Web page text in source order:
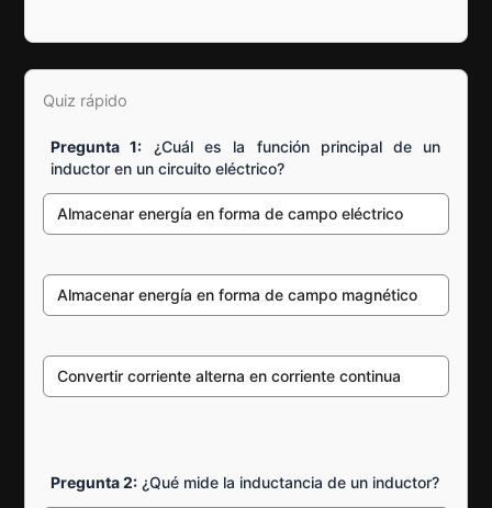
Quiz rápido
Pregunta 1: ¿Cuál es la función principal de un
inductor en un circuito eléctrico?
Almacenar energía en forma de campo eléctrico
Almacenar energía en forma de campo magnético
Convertir corriente alterna en corriente continua
Pregunta 2: ¿Qué mide la inductancia de un inductor?